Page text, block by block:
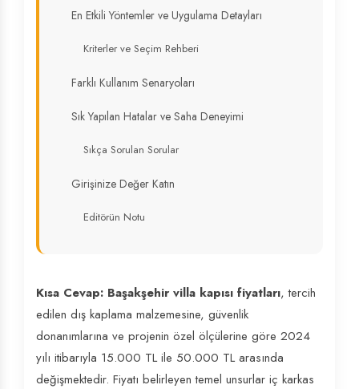
En Etkili Yöntemler ve Uygulama Detayları
Kriterler ve Seçim Rehberi
Farklı Kullanım Senaryoları
Sık Yapılan Hatalar ve Saha Deneyimi
Sıkça Sorulan Sorular
Girişinize Değer Katın
Editörün Notu
Kısa Cevap: Başakşehir villa kapısı fiyatları, tercih
edilen dış kaplama malzemesine, güvenlik
donanımlarına ve projenin özel ölçülerine göre 2024
yılı itibarıyla 15.000 TL ile 50.000 TL arasında
değişmektedir. Fiyatı belirleyen temel unsurlar iç karkas